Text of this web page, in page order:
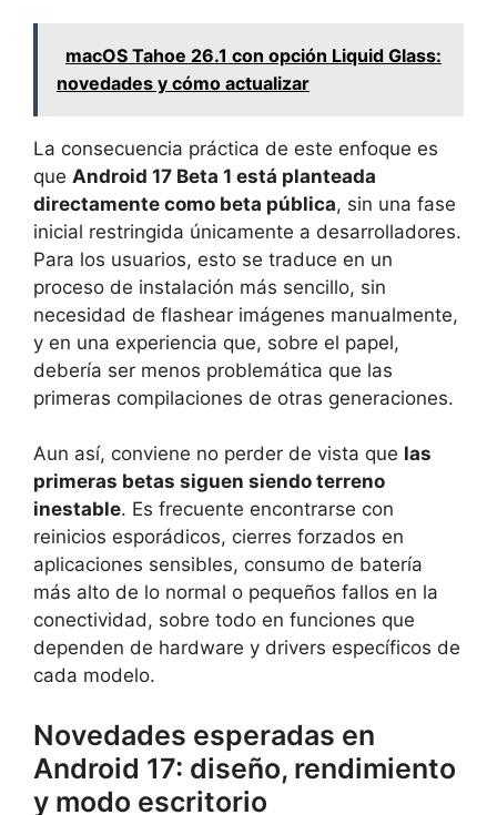
macOS Tahoe 26.1 con opción Liquid Glass:
novedades y cómo actualizar
La consecuencia práctica de este enfoque es
que Android 17 Beta 1 está planteada
directamente como beta pública, sin una fase
inicial restringida únicamente a desarrolladores.
Para los usuarios, esto se traduce en un
proceso de instalación más sencillo, sin
necesidad de flashear imágenes manualmente,
y en una experiencia que, sobre el papel,
debería ser menos problemática que las
primeras compilaciones de otras generaciones.
Aun así, conviene no perder de vista que las
primeras betas siguen siendo terreno
inestable. Es frecuente encontrarse con
reinicios esporádicos, cierres forzados en
aplicaciones sensibles, consumo de batería
más alto de lo normal o pequeños fallos en la
conectividad, sobre todo en funciones que
dependen de hardware y drivers específicos de
cada modelo.
Novedades esperadas en
Android 17: diseño, rendimiento
y modo escritorio